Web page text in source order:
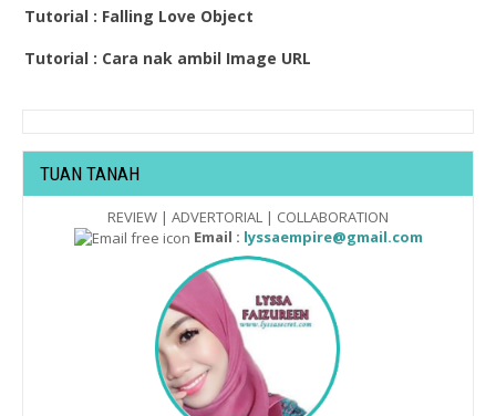
Tutorial : Falling Love Object
Tutorial : Cara nak ambil Image URL
TUAN TANAH
REVIEW | ADVERTORIAL | COLLABORATION
Email : lyssaempire@gmail.com